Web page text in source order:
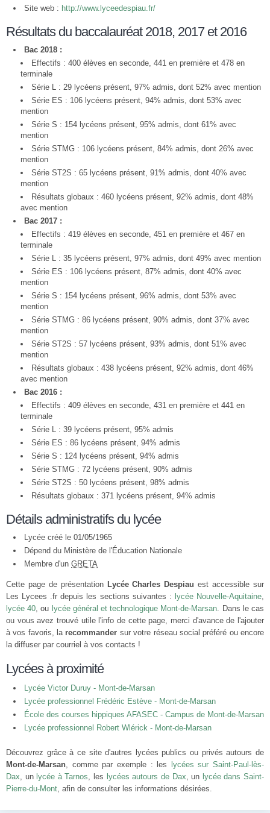
Site web : http://www.lyceedespiau.fr/
Résultats du baccalauréat 2018, 2017 et 2016
Bac 2018 :
Effectifs : 400 élèves en seconde, 441 en première et 478 en
terminale
Série L : 29 lycéens présent, 97% admis, dont 52% avec mention
Série ES : 106 lycéens présent, 94% admis, dont 53% avec
mention
Série S : 154 lycéens présent, 95% admis, dont 61% avec
mention
Série STMG : 106 lycéens présent, 84% admis, dont 26% avec
mention
Série ST2S : 65 lycéens présent, 91% admis, dont 40% avec
mention
Résultats globaux : 460 lycéens présent, 92% admis, dont 48%
avec mention
Bac 2017 :
Effectifs : 419 élèves en seconde, 451 en première et 467 en
terminale
Série L : 35 lycéens présent, 97% admis, dont 49% avec mention
Série ES : 106 lycéens présent, 87% admis, dont 40% avec
mention
Série S : 154 lycéens présent, 96% admis, dont 53% avec
mention
Série STMG : 86 lycéens présent, 90% admis, dont 37% avec
mention
Série ST2S : 57 lycéens présent, 93% admis, dont 51% avec
mention
Résultats globaux : 438 lycéens présent, 92% admis, dont 46%
avec mention
Bac 2016 :
Effectifs : 409 élèves en seconde, 431 en première et 441 en
terminale
Série L : 39 lycéens présent, 95% admis
Série ES : 86 lycéens présent, 94% admis
Série S : 124 lycéens présent, 94% admis
Série STMG : 72 lycéens présent, 90% admis
Série ST2S : 50 lycéens présent, 98% admis
Résultats globaux : 371 lycéens présent, 94% admis
Détails administratifs du lycée
Lycée créé le 01/05/1965
Dépend du Ministère de l'Éducation Nationale
Membre d'un GRETA
Cette page de présentation Lycée Charles Despiau est accessible sur
Les Lycees .fr depuis les sections suivantes : lycée Nouvelle-Aquitaine,
lycée 40, ou lycée général et technologique Mont-de-Marsan. Dans le cas
ou vous avez trouvé utile l'info de cette page, merci d'avance de l'ajouter
à vos favoris, la recommander sur votre réseau social préféré ou encore
la diffuser par courriel à vos contacts !
Lycées à proximité
Lycée Victor Duruy - Mont-de-Marsan
Lycée professionnel Frédéric Estève - Mont-de-Marsan
École des courses hippiques AFASEC - Campus de Mont-de-Marsan
Lycée professionnel Robert Wlérick - Mont-de-Marsan
Découvrez grâce à ce site d'autres lycées publics ou privés autours de
Mont-de-Marsan, comme par exemple : les
lycées sur Saint-Paul-lès-
Dax, un lycée à Tarnos, les lycées autours de Dax, un lycée dans Saint-
Pierre-du-Mont, afin de consulter les informations désirées.